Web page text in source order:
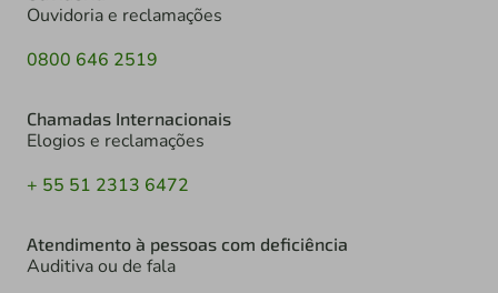
Ouvidoria e reclamações
0800 646 2519
Chamadas Internacionais
Elogios e reclamações
+ 55 51 2313 6472
Atendimento à pessoas com deficiência
Auditiva ou de fala